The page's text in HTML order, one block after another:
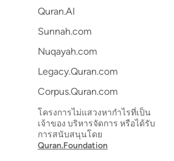
Quran.AI
Sunnah.com
Nuqayah.com
Legacy.Quran.com
Corpus.Quran.com
โครงการไม่แสวงหากำไรที่เป็น
เจ้าของ บริหารจัดการ หรือได้รับ
การสนับสนุนโดย
Quran.Foundation